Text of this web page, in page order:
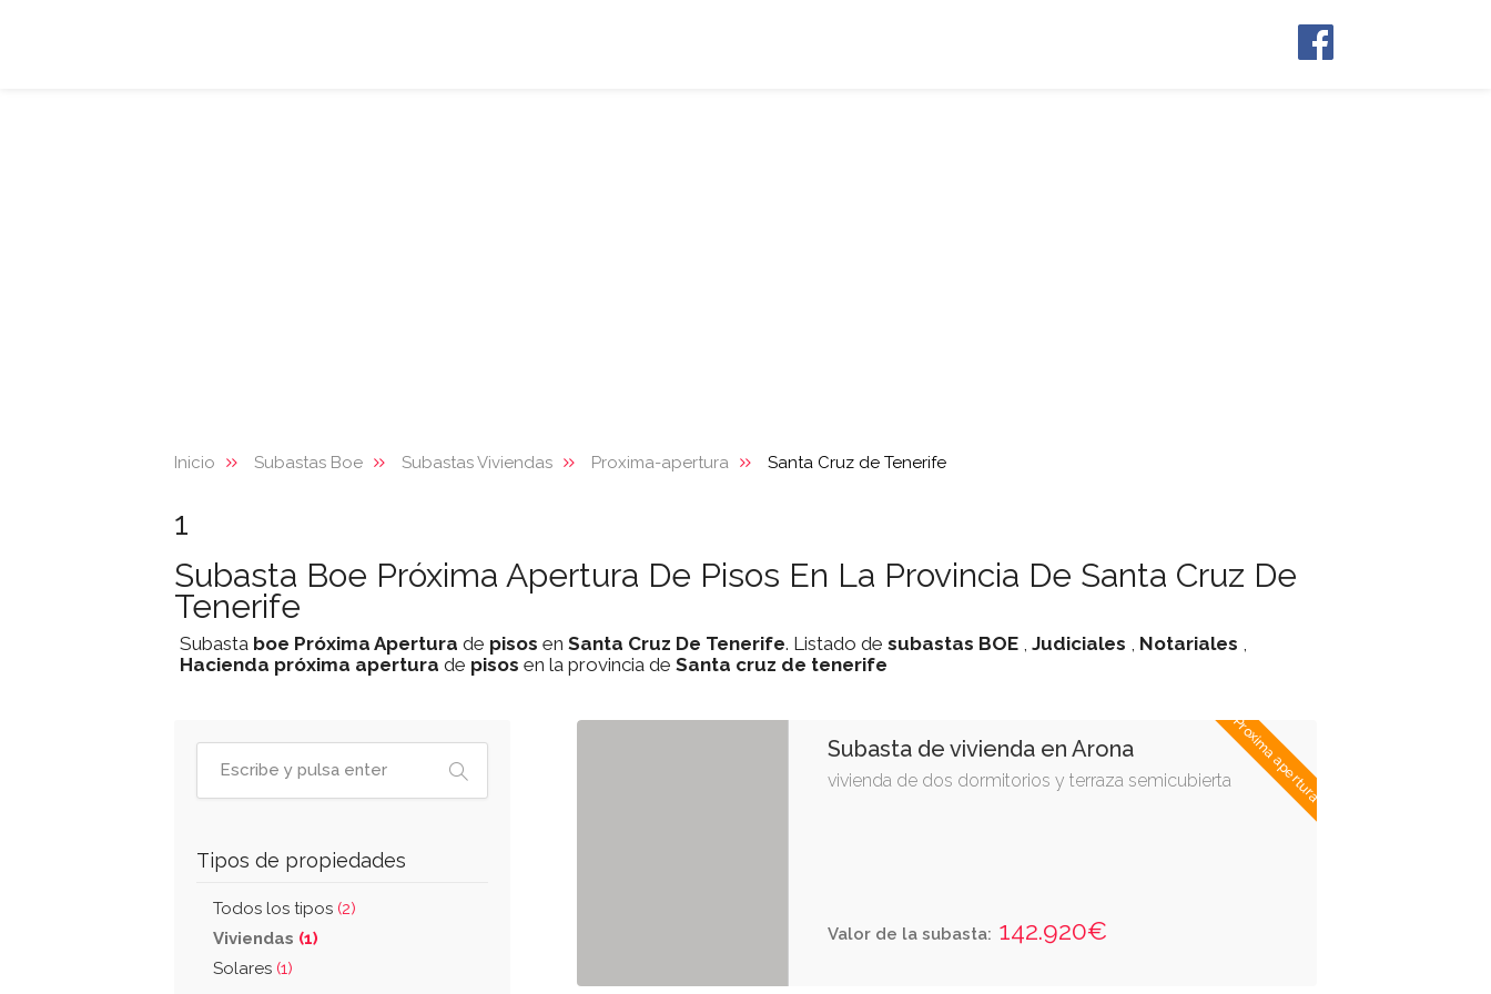
Inicio Subastas Boe Subastas Viviendas Proxima-apertura Santa Cruz de Tenerife
1
Subasta Boe Próxima Apertura De Pisos En La Provincia De Santa Cruz De
Tenerife
Subasta boe Próxima Apertura de pisos en Santa Cruz De Tenerife. Listado de subastas BOE , Judiciales , Notariales ,
Hacienda próxima apertura de pisos en la provincia de Santa cruz de tenerife
Tipos de propiedades
Todos los tipos (2)
Viviendas (1)
Solares (1)
Proxima apertura
Subasta de vivienda en Arona
vivienda de dos dormitorios y terraza semicubierta
Valor de la subasta: 142.920€